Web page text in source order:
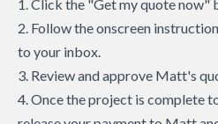
1. Click the "Get my quote now"
2. Follow the onscreen
to your inbox.
3. Review and approve Matt's
4. Once the project is complete